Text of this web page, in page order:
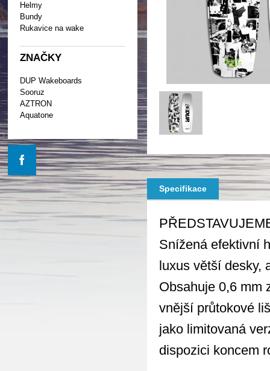
Helmy
Bundy
Rukavice na wake
ZNAČKY
DUP Wakeboards
Sooruz
AZTRON
Aquatone
Specifikace
Snížená efektivní
luxus větší desky,
Obsahuje 0,6 mm
vnější průtokové
jako limitovaná
dispozici koncem